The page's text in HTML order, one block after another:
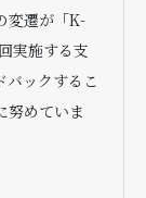
変遷が「K-
実施する支
バックするこ
努めていま